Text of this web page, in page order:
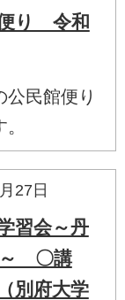
り 令和
公民館便り
27日
習会～丹
～ 〇講
別府大学